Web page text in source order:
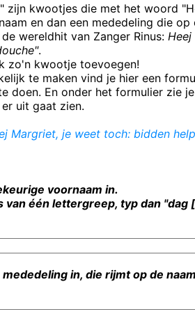
zijn kwootjes die met het woord
en dan een mededeling die op
wereldhit van Zanger Rinus:
.
zo'n kwootje toevoegen!
te maken vind je hier een
doen. En onder het formulier zie
uit gaat zien.
Margriet, je weet toch: bidden
voornaam in.
van één lettergreep, typ dan "dag
in, die rijmt op de